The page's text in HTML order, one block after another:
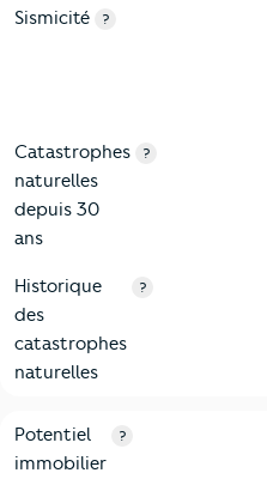
Sismicité ?
Catastrophes
naturelles
depuis 30
ans
?
Historique
des
catastrophes
naturelles
?
10-Logement
Critères Le Rouet
Potentiel
immobilier
?